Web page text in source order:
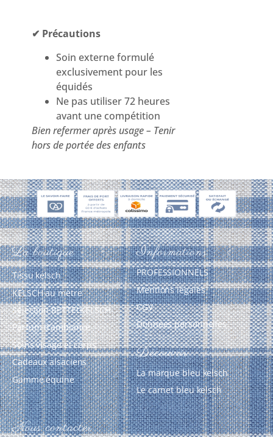
✔ Précautions
Soin externe formulé
exclusivement pour les
équidés
Ne pas utiliser 72 heures
avant une compétition
Bien refermer après usage – Tenir
hors de portée des enfants
La boutique
Tissu kelsch
KELSCH au mètre
Sélection BETTELKELSCH
Parfum d’ambiance
Soins visage et corps
Cadeaux alsaciens
Gamme équine
Informations
PROFESSIONNELS
Mentions légales
CGV
Données personnelles
Découvrir
La marque bleu kelsch
Le carnet bleu kelsch
Nous contacter